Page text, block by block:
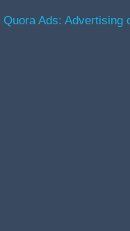
Quora Ads: Advertising